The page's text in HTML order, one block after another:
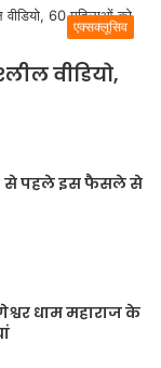
एक्सक्लूसिव
वीडियो,
से पहले इस फैसले से
धाम महाराज के